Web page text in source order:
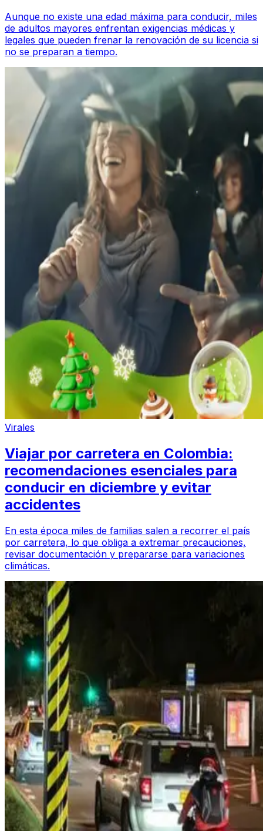
Aunque no existe una edad máxima para conducir, miles
de adultos mayores enfrentan exigencias médicas y
legales que pueden frenar la renovación de su licencia si
no se preparan a tiempo.
Virales
Viajar por carretera en Colombia:
recomendaciones esenciales para
conducir en diciembre y evitar
accidentes
En esta época miles de familias salen a recorrer el país
por carretera, lo que obliga a extremar precauciones,
revisar documentación y prepararse para variaciones
climáticas.